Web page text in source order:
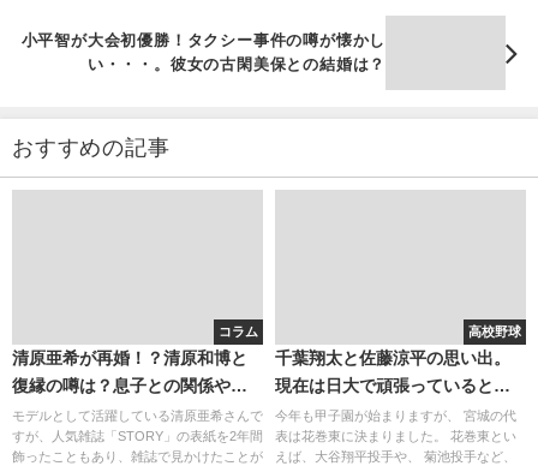
小平智が大会初優勝！タクシー事件の噂が懐かし
い・・・。彼女の古閑美保との結婚は？
おすすめの記事
コラム
清原亜希が再婚！？清原和博と
復縁の噂は？息子との関係や現
在を徹底調査！
モデルとして活躍している清原亜希さんで
すが、人気雑誌「STORY」の表紙を2年間
飾ったこともあり、雑誌で見かけたことが
高校野球
千葉翔太と佐藤涼平の思い出。
現在は日大で頑張っているとい
う
今年も甲子園が始まりますが、 宮城の代
表は花巻東に決まりました。 花巻東とい
えば、大谷翔平投手や、 菊池投手など、